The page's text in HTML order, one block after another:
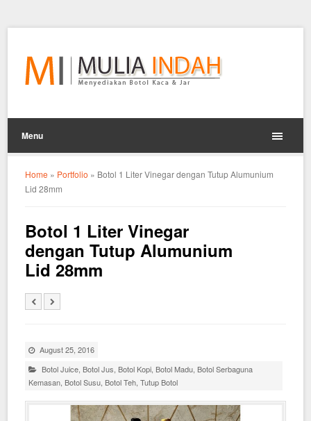
Menu
Home » Portfolio » Botol 1 Liter Vinegar dengan Tutup Alumunium
Lid 28mm
Botol 1 Liter Vinegar
dengan Tutup Alumunium
Lid 28mm
August 25, 2016
Botol Juice Botol Jus Botol Kopi Botol Madu Botol Serbaguna
Kemasan Botol Susu Botol Teh ,Tutup Botol